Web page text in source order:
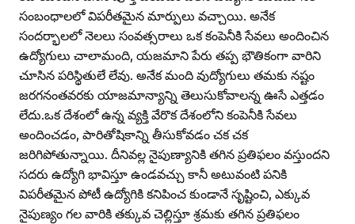
సంబంధాలలో విపరీతమైన మార్పులు వచ్చాయి. అనేక
సందర్భాలలో నెలలు సంవత్సరాలు ఒక కంపెనీకి సేవలు అందించిన
ఉద్యోగులు చాలామంది, యజమాని పేరు తప్ప భౌతికంగా వారిని
చూసిన పరిస్థితులే లేవు. అనేక మంది వుద్యోగులు తమకు నష్టం
జరగనంతవరకు యాజమాన్యాన్ని తెలుసుకోవాలన్న ఊసే ఎత్తడం
లేదు.ఒక దేశంలో ఉన్న వ్యక్తి వేరొక దేశంలోని కంపెనీకి సేవలు
అందించడం, పారితోషికాన్ని తీసుకోవడం చక చక
జరిగిపోతున్నాయి. దీనివల్ల నైపుణ్యానికి తగిన ప్రతిఫలం వస్తుందని
సదరు ఉద్యోగి భావిస్తూ ఉండవచ్చు కానీ అటువంటి పనికి
విపరీతమైన పోటీ ఉద్యోగికి కనిపించ కుండానే సృష్టించి, ఎక్కువ
నైపుణ్యం గల వారికి తక్కువ చెల్లిస్తూ శ్రమకు తగిన ప్రతిఫలం